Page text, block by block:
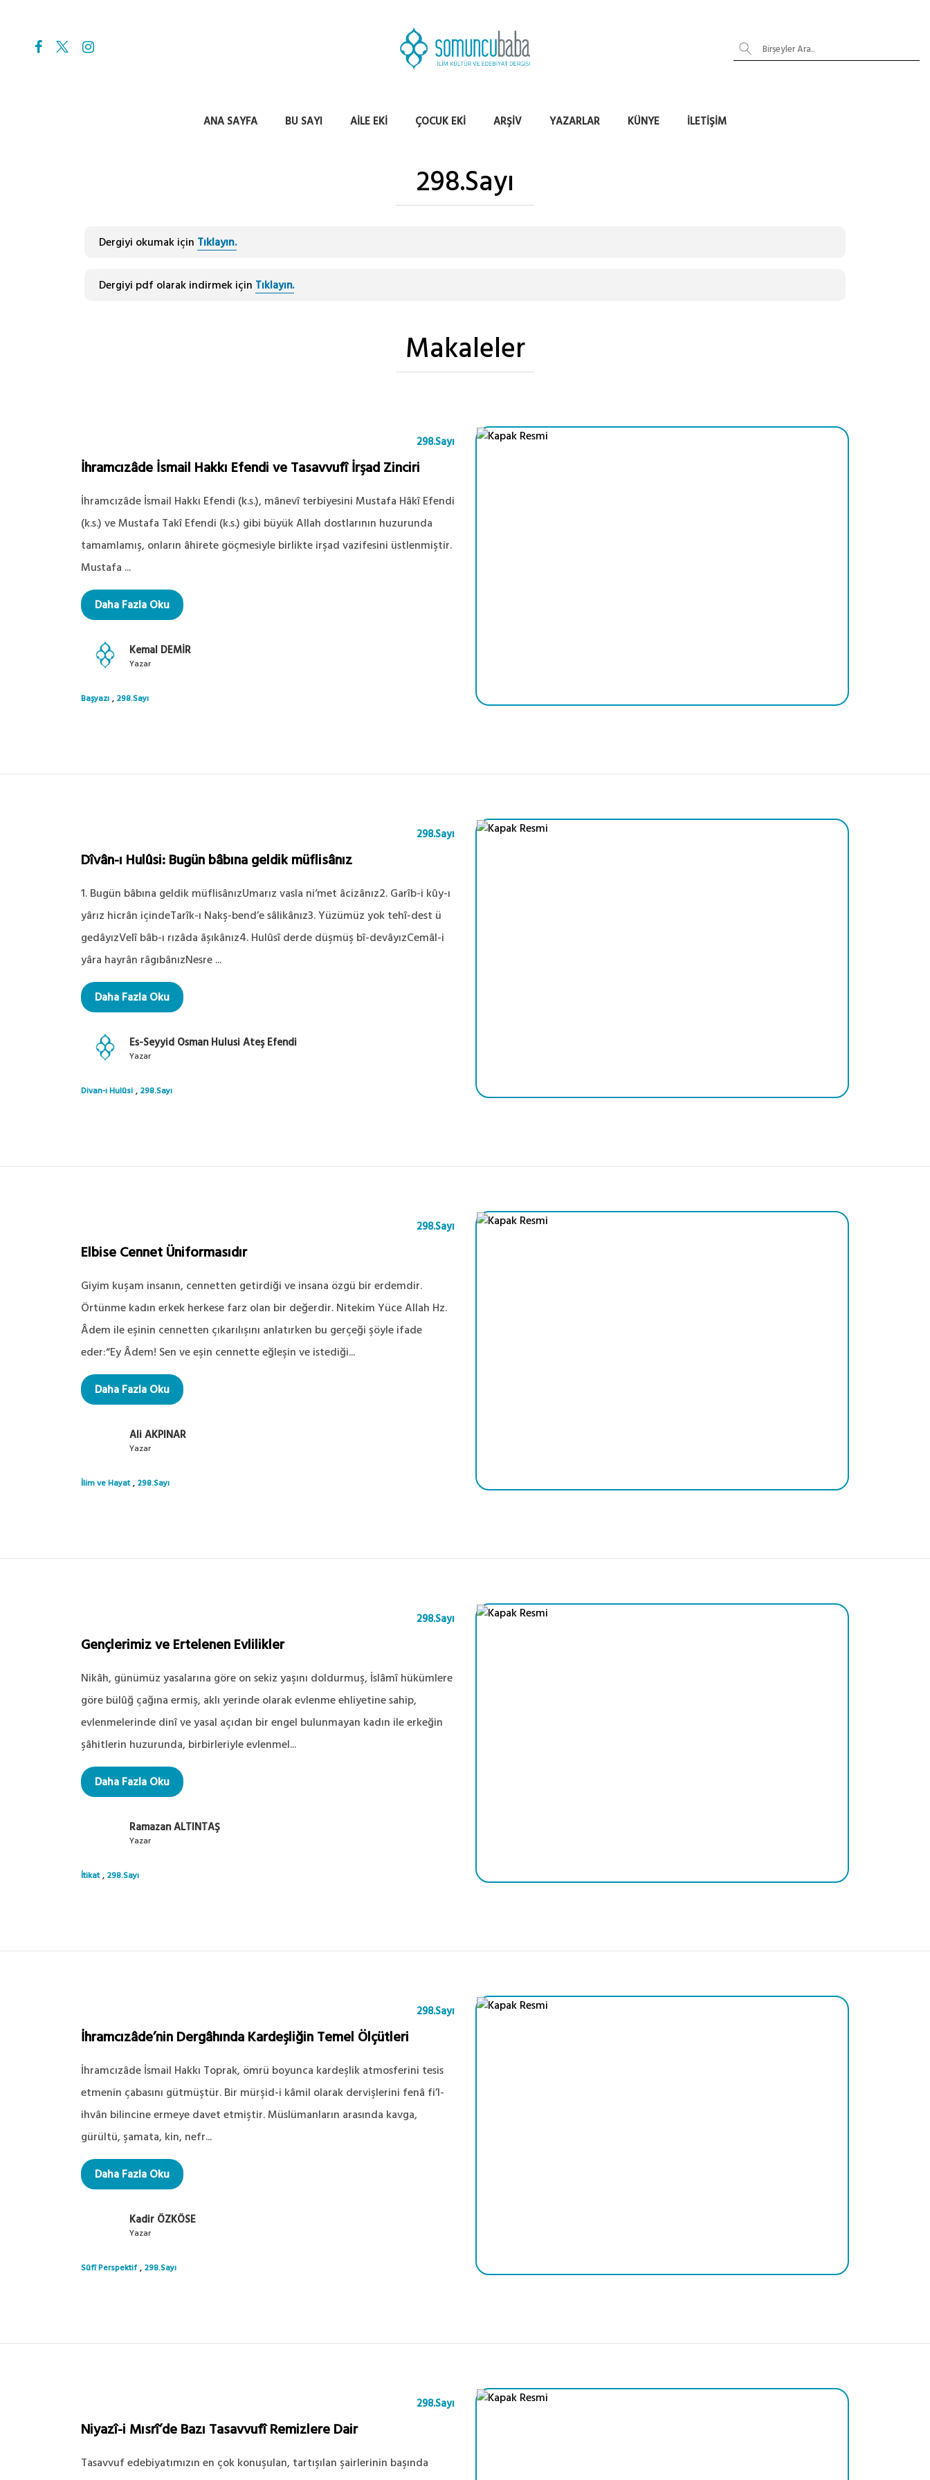
ANA SAYFA BU SAYI AILE EKI ÇOCUK EKI ARŞIV YAZARLAR KÜNYE İLETIŞIM
298.Sayı
Dergiyi okumak için Tıklayın.
Dergiyi pdf olarak indirmek için Tıklayın.
Makaleler
298.Sayı
İhramcızâde İsmail Hakkı Efendi ve Tasavvufî İrşad Zinciri
İhramcızâde İsmail Hakkı Efendi (k.s.), mânevî terbiyesini Mustafa Hâkî Efendi
(k.s.) ve Mustafa Takî Efendi (k.s.) gibi büyük Allah dostlarının huzurunda
tamamlamış, onların âhirete göçmesiyle birlikte irşad vazifesini üstlenmiştir.
Mustafa ...
Daha Fazla Oku
Kemal DEMİR
Yazar
Başyazı , 298.Sayı
298.Sayı
Dîvân-ı Hulûsi: Bugün bâbına geldik müflisânız
1. Bugün bâbına geldik müflisânızUmarız vasla ni‘met âcizânız2. Garîb-i kûy-ı
yârız hicrân içindeTarîk-ı Nakş-bend’e sâlikânız3. Yüzümüz yok tehî-dest ü
gedâyızVelî bâb-ı rızâda âşıkânız4. Hulûsî derde düşmüş bî-devâyızCemâl-i
yâra hayrân râgıbânızNesre ...
Daha Fazla Oku
Es-Seyyid Osman Hulusi Ateş Efendi
Yazar
Divan-ı Hulûsi , 298.Sayı
298.Sayı
Elbise Cennet Üniformasıdır
Giyim kuşam insanın, cennetten getirdiği ve insana özgü bir erdemdir.
Örtünme kadın erkek herkese farz olan bir değerdir. Nitekim Yüce Allah Hz.
Âdem ile eşinin cennetten çıkarılışını anlatırken bu gerçeği şöyle ifade
eder:“Ey Âdem! Sen ve eşin cennette eğleşin ve istediği...
Daha Fazla Oku
Ali AKPINAR
Yazar
İlim ve Hayat , 298.Sayı
298.Sayı
Gençlerimiz ve Ertelenen Evlilikler
Nikâh, günümüz yasalarına göre on sekiz yaşını doldurmuş, İslâmî hükümlere
göre bülûğ çağına ermiş, aklı yerinde olarak evlenme ehliyetine sahip,
evlenmelerinde dinî ve yasal açıdan bir engel bulunmayan kadın ile erkeğin
şâhitlerin huzurunda, birbirleriyle evlenmel...
Daha Fazla Oku
Ramazan ALTINTAŞ
Yazar
İtikat , 298.Sayı
298.Sayı
İhramcızâde’nin Dergâhında Kardeşliğin Temel Ölçütleri
İhramcızâde İsmail Hakkı Toprak, ömrü boyunca kardeşlik atmosferini tesis
etmenin çabasını gütmüştür. Bir mürşid-i kâmil olarak dervişlerini fenâ fi’l-
ihvân bilincine ermeye davet etmiştir. Müslümanların arasında kavga,
gürültü, şamata, kin, nefr...
Daha Fazla Oku
Kadir ÖZKÖSE
Yazar
Sûfî Perspektif , 298.Sayı
298.Sayı
Niyazî-i Mısrî’de Bazı Tasavvufî Remizlere Dair
Tasavvuf edebiyatımızın en çok konuşulan, tartışılan şairlerinin başında